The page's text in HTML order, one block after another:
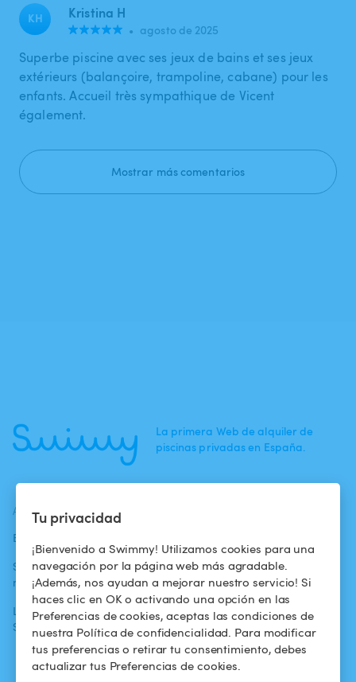
Tu privacidad
¡Bienvenido a Swimmy! Utilizamos cookies para una
navegación por la página web más agradable.
¡Además, nos ayudan a mejorar nuestro servicio! Si
haces clic en OK o activando una opción en las
Preferencias de cookies, aceptas las condiciones de
nuestra Política de confidencialidad. Para modificar
tus preferencias o retirar tu consentimiento, debes
actualizar tus Preferencias de cookies.
KH Kristina H
• agosto de 2025
Superbe piscine avec ses jeux de bains et ses jeux
extérieurs (balançoire, trampoline, cabane) pour les
enfants. Accueil très sympathique de Vicent
également.
Mostrar más comentarios
La primera Web de alquiler de
piscinas privadas en España.
ACTUALIDADES
Blog
Swimmy en los
medios
La aventura
Swimmy
Para los
propietarios
Alquilar mi
piscina
¿Cómo funciona?
Condiciones de
uso
Política de
confidencialidad
Aviso legal